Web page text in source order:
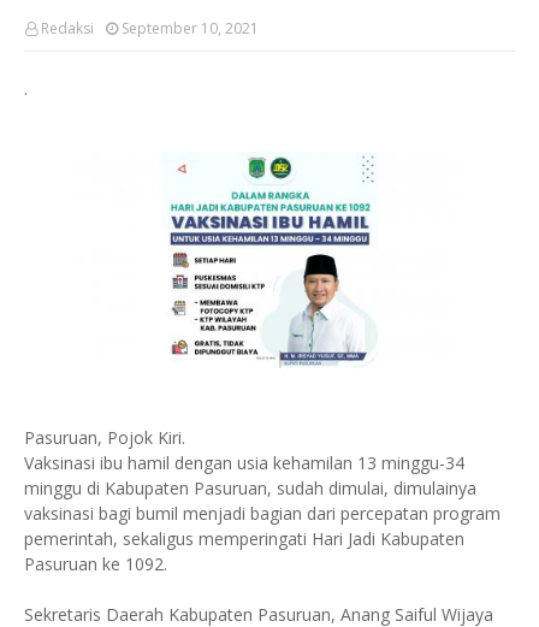
Redaksi September 10, 2021
.
Pasuruan, Pojok Kiri.
Vaksinasi ibu hamil dengan usia kehamilan 13 minggu-34
minggu di Kabupaten Pasuruan, sudah dimulai, dimulainya
vaksinasi bagi bumil menjadi bagian dari percepatan program
pemerintah, sekaligus memperingati Hari Jadi Kabupaten
Pasuruan ke 1092.
Sekretaris Daerah Kabupaten Pasuruan, Anang Saiful Wijaya